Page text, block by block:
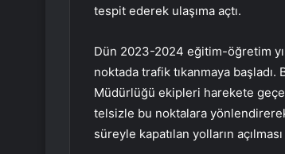
tespit ederek ulaşıma açtı.
Dün 2023-2024 eğitim-öğretim
noktada trafik tıkanmaya
Müdürlüğü ekipleri harekete
telsizle bu noktalara
süreyle kapatılan yolların